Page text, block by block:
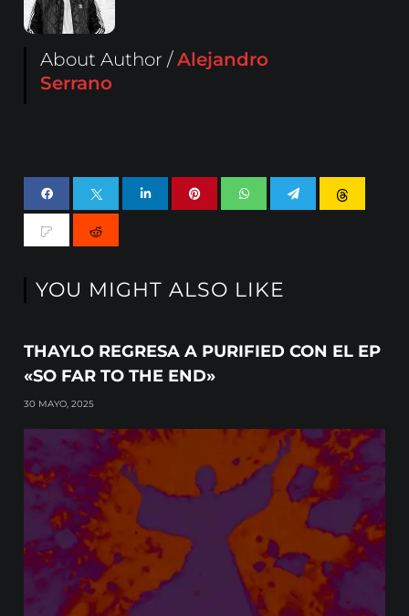
About Author /Alejandro
Serrano
YOU MIGHT ALSO LIKE
THAYLO REGRESA A PURIFIED CON EL EP
«SO FAR TO THE END»
30 MAYO, 2025